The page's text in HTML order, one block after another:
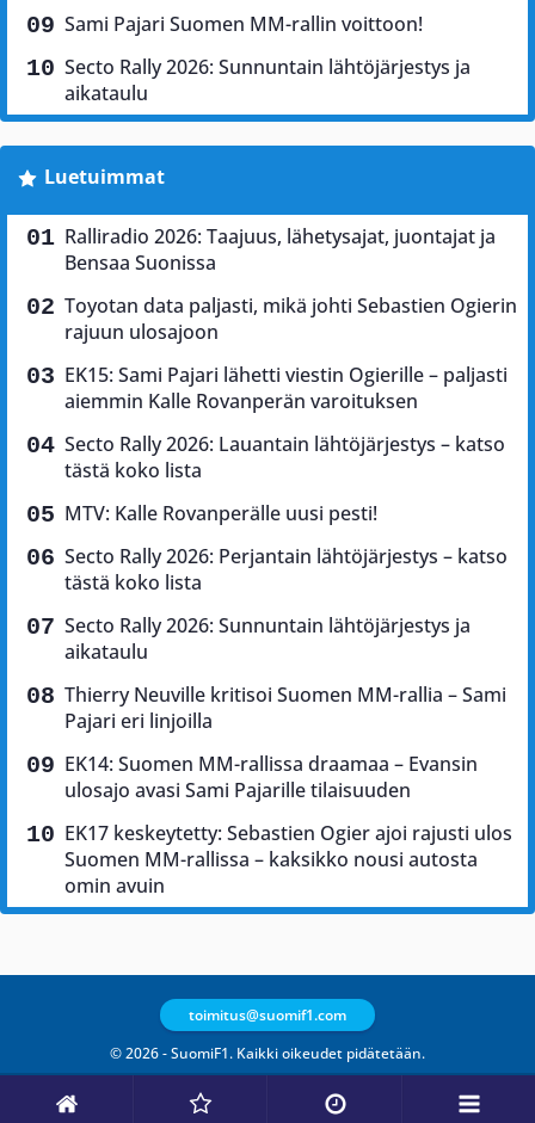
Sami Pajari Suomen MM-rallin voittoon!
Secto Rally 2026: Sunnuntain lähtöjärjestys ja
aikataulu
Luetuimmat
Ralliradio 2026: Taajuus, lähetysajat, juontajat ja
Bensaa Suonissa
Toyotan data paljasti, mikä johti Sebastien Ogierin
rajuun ulosajoon
EK15: Sami Pajari lähetti viestin Ogierille – paljasti
aiemmin Kalle Rovanperän varoituksen
Secto Rally 2026: Lauantain lähtöjärjestys – katso
tästä koko lista
MTV: Kalle Rovanperälle uusi pesti!
Secto Rally 2026: Perjantain lähtöjärjestys – katso
tästä koko lista
Secto Rally 2026: Sunnuntain lähtöjärjestys ja
aikataulu
Thierry Neuville kritisoi Suomen MM-rallia – Sami
Pajari eri linjoilla
EK14: Suomen MM-rallissa draamaa – Evansin
ulosajo avasi Sami Pajarille tilaisuuden
EK17 keskeytetty: Sebastien Ogier ajoi rajusti ulos
Suomen MM-rallissa – kaksikko nousi autosta
omin avuin
© 2026 - SuomiF1. Kaikki oikeudet pidätetään.
toimitus@suomif1.com